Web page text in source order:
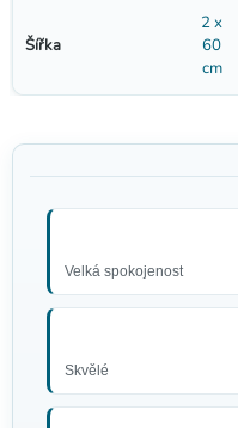
Šířka
2 x
60
cm
Velká spokojenost
Skvělé